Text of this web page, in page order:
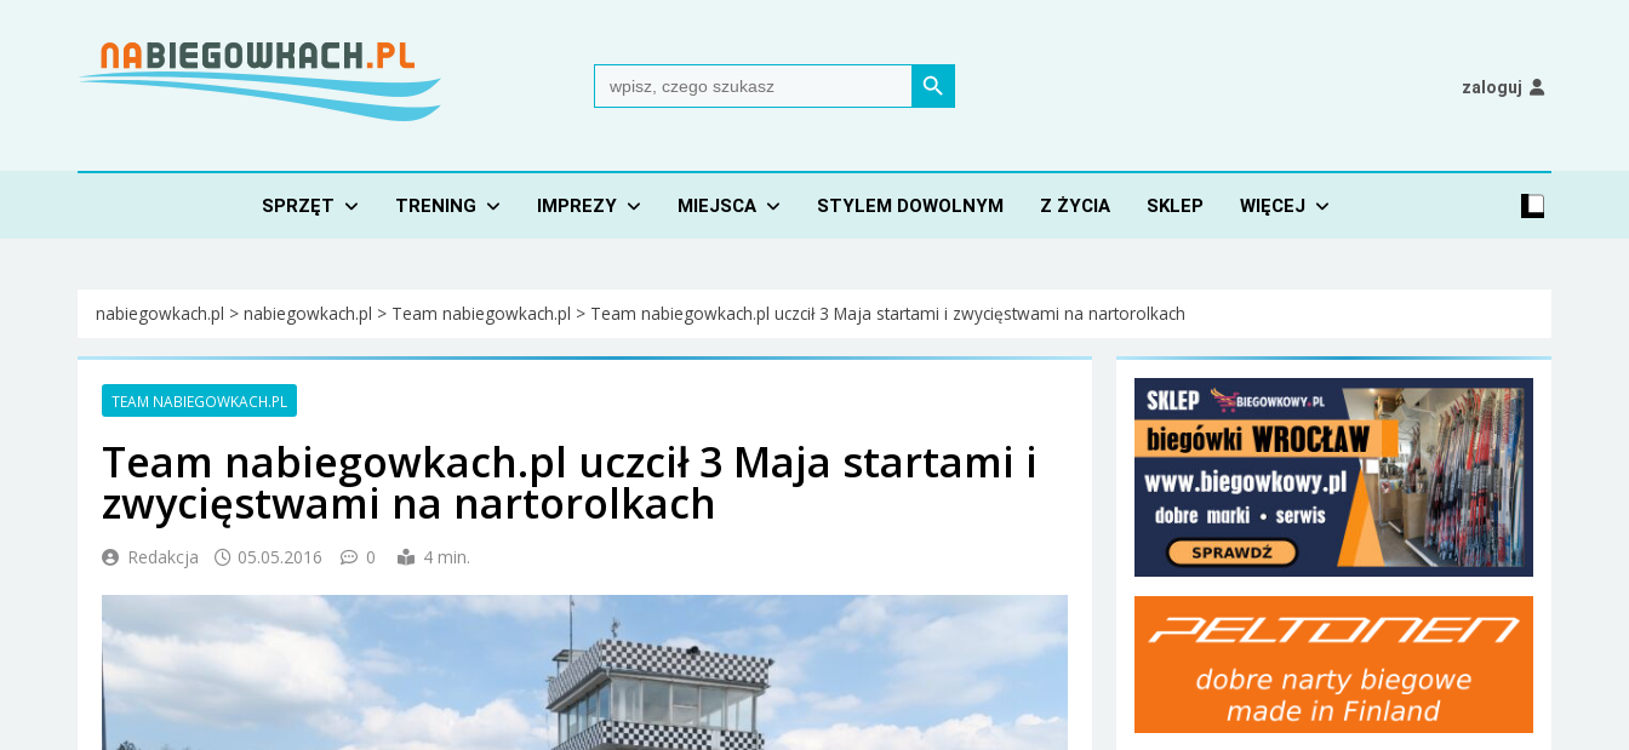
Nabiegowkach.pl
Search
for:
Search Button
zaloguj
SPRZĘT TRENING IMPREZY MIEJSCA STYLEM DOWOLNYM Z ŻYCIA SKLEP WIĘCEJ
nabiegowkach.pl > nabiegowkach.pl > Team nabiegowkach.pl > Team nabiegowkach.pl uczcił 3 Maja startami i zwycięstwami na nartorolkach
TEAM NABIEGOWKACH.PL
Team nabiegowkach.pl uczcił 3 Maja startami i
zwycięstwami na nartorolkach
Redakcja 05.05.2016 0 4 min.